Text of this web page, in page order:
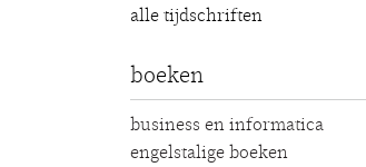
alle tijdschriften
boeken
business en informatica
engelstalige boeken